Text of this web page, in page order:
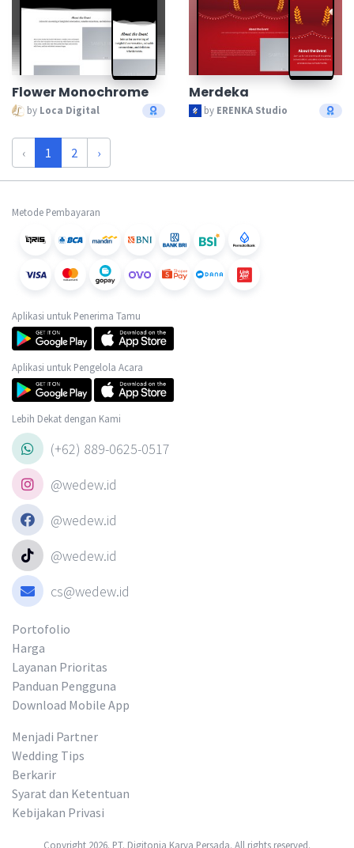
Flower Monochrome
by Loca Digital
Merdeka
by ERENKA Studio
‹ 1 2 ›
Metode Pembayaran
Aplikasi untuk Penerima Tamu
Aplikasi untuk Pengelola Acara
Lebih Dekat dengan Kami
(+62) 889-0625-0517
@wedew.id
@wedew.id
@wedew.id
cs@wedew.id
Portofolio
Harga
Layanan Prioritas
Panduan Pengguna
Download Mobile App
Menjadi Partner
Wedding Tips
Berkarir
Syarat dan Ketentuan
Kebijakan Privasi
Copyright 2026. PT. Digitonia Karya Persada. All rights reserved.